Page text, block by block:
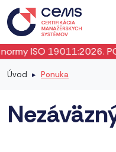
ISO 19011:2026.
Úvod Ponuka